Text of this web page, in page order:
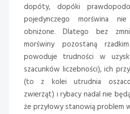
dopóty, dopóki
pojedynczego morświna
obniżone. Dlatego bez
morświny pozostaną
powoduje trudności w
szacunków liczebności), ich
(to z kolei utrudnia
zwierząt) i rybacy nadal nie
że przyłowy stanowią problem